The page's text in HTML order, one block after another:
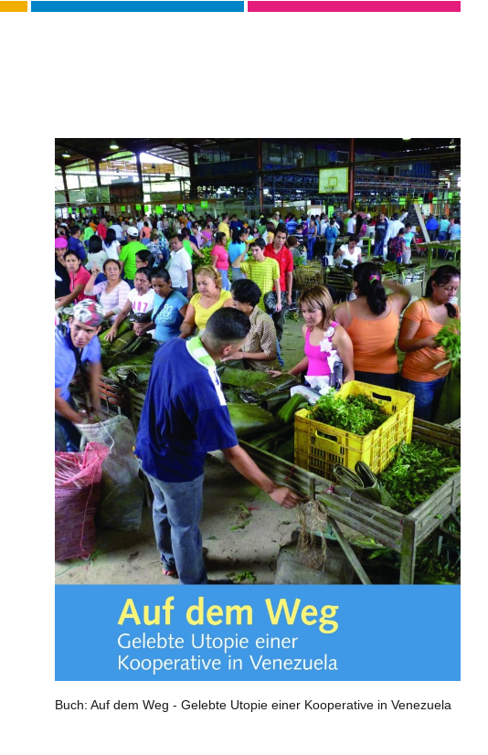
Buch: Auf dem Weg - Gelebte Utopie einer Kooperative in Venezuela